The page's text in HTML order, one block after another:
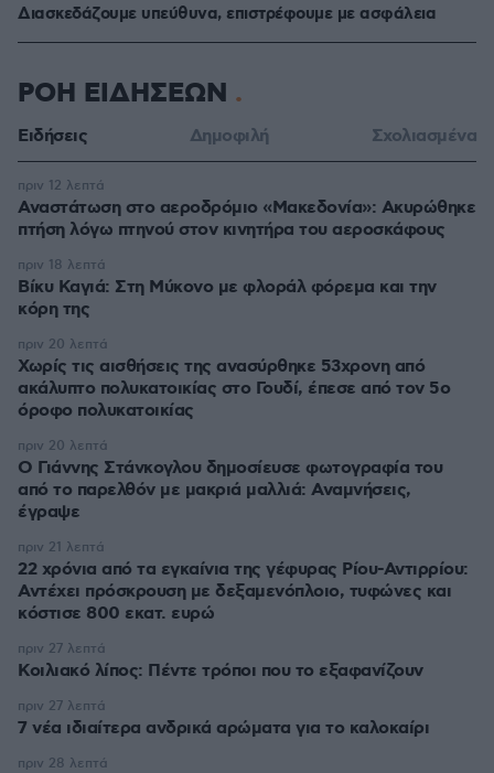
Διασκεδάζουμε υπεύθυνα, επιστρέφουμε με ασφάλεια
ΡΟΗ ΕΙΔΗΣΕΩΝ
Ειδήσεις Δημοφιλή Σχολιασμένα
Αναστάτωση στο αεροδρόμιο «Μακεδονία»: Ακυρώθηκε
πτήση λόγω πτηνού στον κινητήρα του αεροσκάφους
πριν 12 λεπτά
Βίκυ Καγιά: Στη Μύκονο με φλοράλ φόρεμα και την
κόρη της
πριν 18 λεπτά
Χωρίς τις αισθήσεις της ανασύρθηκε 53χρονη από
ακάλυπτο πολυκατοικίας στο Γουδί, έπεσε από τον 5ο
όροφο πολυκατοικίας
πριν 20 λεπτά
Ο Γιάννης Στάνκογλου δημοσίευσε φωτογραφία του
από το παρελθόν με μακριά μαλλιά: Αναμνήσεις,
έγραψε
πριν 20 λεπτά
22 χρόνια από τα εγκαίνια της γέφυρας Ρίου-Αντιρρίου:
Αντέχει πρόσκρουση με δεξαμενόπλοιο, τυφώνες και
κόστισε 800 εκατ. ευρώ
πριν 21 λεπτά
Κοιλιακό λίπος: Πέντε τρόποι που το εξαφανίζουν
πριν 27 λεπτά
7 νέα ιδιαίτερα ανδρικά αρώματα για το καλοκαίρι
πριν 27 λεπτά
πριν 28 λεπτά